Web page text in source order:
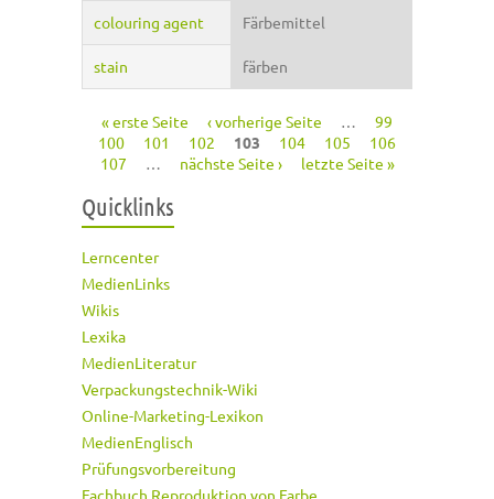
colouring agent Färbemittel
stain färben
Seiten
« erste Seite ‹ vorherige Seite …
99
100
101 102 103 104 105
106
107
… nächste Seite › letzte Seite »
Quicklinks
Lerncenter
MedienLinks
Wikis
Lexika
MedienLiteratur
Verpackungstechnik-Wiki
Online-Marketing-Lexikon
MedienEnglisch
Prüfungsvorbereitung
Fachbuch Reproduktion von Farbe